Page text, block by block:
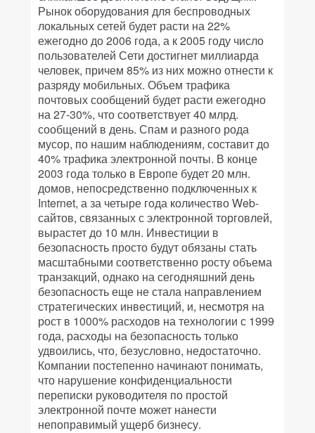
Рынок оборудования для беспроводных
локальных сетей будет расти на 22%
ежегодно до 2006 года, а к 2005 году число
пользователей Сети достигнет миллиарда
человек, причем 85% из них можно отнести к
разряду мобильных. Объем трафика
почтовых сообщений будет расти ежегодно
на 27-30%, что соответствует 40 млрд.
сообщений в день. Спам и разного рода
мусор, по нашим наблюдениям, составит до
40% трафика электронной почты. В конце
2003 года только в Европе будет 20 млн.
домов, непосредственно подключенных к
Internet, а за четыре года количество Web-
сайтов, связанных с электронной торговлей,
вырастет до 10 млн. Инвестиции в
безопасность просто будут обязаны стать
масштабными соответственно росту объема
транзакций, однако на сегодняшний день
безопасность еще не стала направлением
стратегических инвестиций, и, несмотря на
рост в 1000% расходов на технологии с 1999
года, расходы на безопасность только
удвоились, что, безусловно, недостаточно.
Компании постепенно начинают понимать,
что нарушение конфиденциальности
переписки руководителя по простой
электронной почте может нанести
непоправимый ущерб бизнесу.